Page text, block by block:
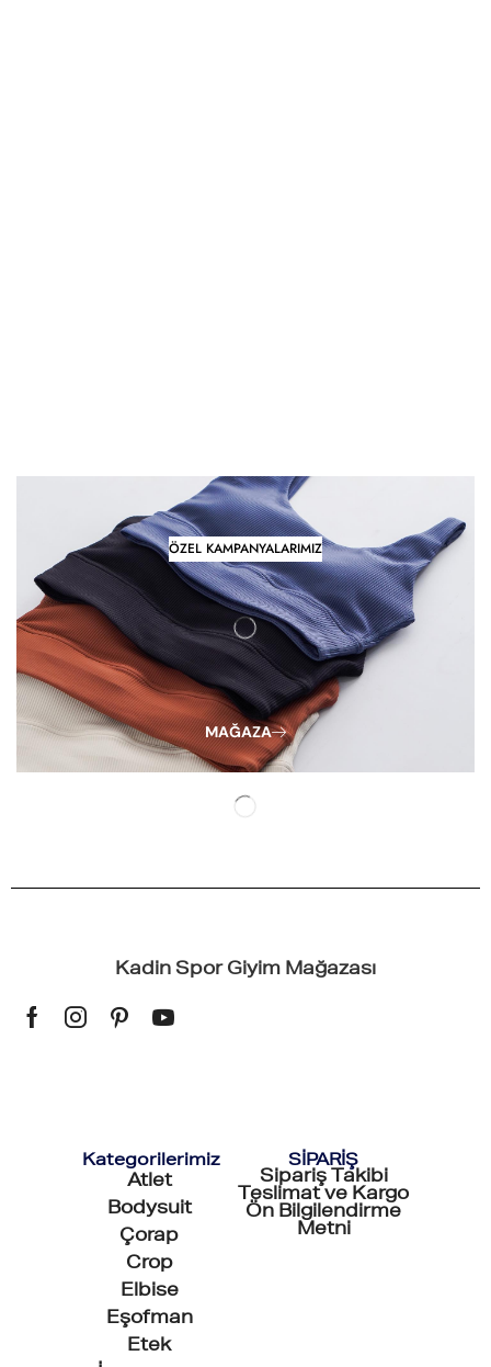
ÖZEL KAMPANYALARIMIZ
MAĞAZA
Kadin Spor Giyim Mağazası
Kategorilerimiz
Atlet
Bodysuit
Çorap
Crop
Elbise
Eşofman
Etek
SİPARİŞ
Sipariş Takibi
Teslimat ve Kargo
Ön Bilgilendirme
Metni